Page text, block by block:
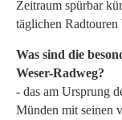
Zeitraum spürbar
täglichen Radtouren
Was sind die
Weser-Radweg?
- das am Ursprung
Münden mit seinen